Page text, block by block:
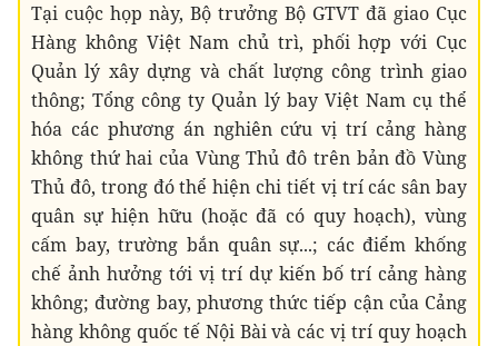
Tại cuộc họp này, Bộ trưởng Bộ GTVT đã giao Cục
Hàng không Việt Nam chủ trì, phối hợp với Cục
Quản lý xây dựng và chất lượng công trình giao
thông; Tổng công ty Quản lý bay Việt Nam cụ thể
hóa các phương án nghiên cứu vị trí cảng hàng
không thứ hai của Vùng Thủ đô trên bản đồ Vùng
Thủ đô, trong đó thể hiện chi tiết vị trí các sân bay
quân sự hiện hữu (hoặc đã có quy hoạch), vùng
cấm bay, trường bắn quân sự...; các điểm khống
chế ảnh hưởng tới vị trí dự kiến bố trí cảng hàng
không; đường bay, phương thức tiếp cận của Cảng
hàng không quốc tế Nội Bài và các vị trí quy hoạch